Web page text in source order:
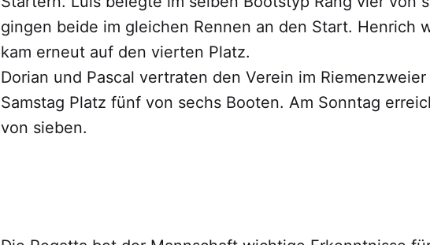
gingen beide im gleichen Rennen an den Start. Henrich
kam erneut auf den vierten Platz.
Dorian und Pascal vertraten den Verein im
Samstag Platz fünf von sechs Booten. Am Sonntag
von sieben.